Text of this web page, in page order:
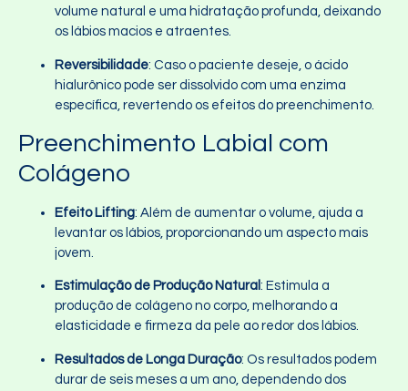
volume natural e uma hidratação profunda, deixando
os lábios macios e atraentes.
Reversibilidade: Caso o paciente deseje, o ácido
hialurônico pode ser dissolvido com uma enzima
específica, revertendo os efeitos do preenchimento.
Preenchimento Labial com
Colágeno
Efeito Lifting: Além de aumentar o volume, ajuda a
levantar os lábios, proporcionando um aspecto mais
jovem.
Estimulação de Produção Natural : Estimula a
produção de colágeno no corpo, melhorando a
elasticidade e firmeza da pele ao redor dos lábios.
Resultados de Longa Duração: Os resultados podem
durar de seis meses a um ano, dependendo dos